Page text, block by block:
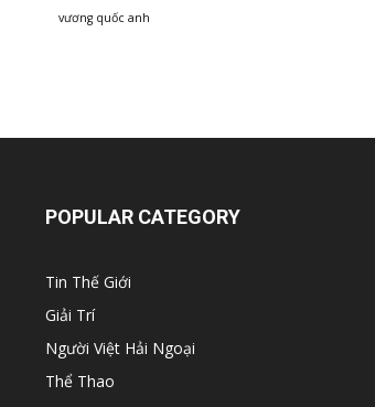
vương quốc anh
POPULAR CATEGORY
Tin Thế Giới
Giải Trí
Người Việt Hải Ngoại
Thể Thao